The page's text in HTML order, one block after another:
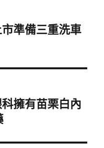
準備三重洗車
擁有苗栗白內